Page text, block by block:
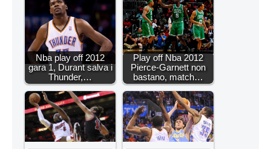
Nba play off 2012
gara 1, Durant salva i
Thunder,…
Play off Nba 2012
Pierce-Garnett non
bastano, match…